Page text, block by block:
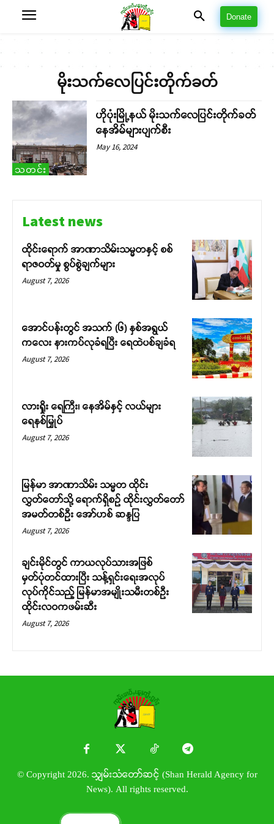
Donate
မိုးသက်လေပြင်းတိုက်ခတ်
သတင်း
ဟိုပုံးမြို့နယ် မိုးသက်လေပြင်းတိုက်ခတ်
နေအိမ်များပျက်စီး
May 16, 2024
Latest news
ထိုင်းရောက် အာဏာသိမ်းသမ္မတနှင့် စစ်
ရာဇဝတ်မှု စွပ်စွဲချက်များ
August 7, 2026
အောင်ပန်းတွင် အသက် (၆) နှစ်အရွယ်
ကလေး နားကပ်လုခံရပြီး ရေထဲပစ်ချခံရ
August 7, 2026
လားရှိုး ရေကြီး၊ နေအိမ်နှင့် လယ်များ
ရေနစ်မြှုပ်
August 7, 2026
မြန်မာ အာဏာသိမ်း သမ္မတ ထိုင်း
လွှတ်တော်သို့ ရောက်ရှိစဉ် ထိုင်းလွှတ်တော်
အမတ်တစ်ဦး အော်ဟစ် ဆန္ဒပြ
August 7, 2026
ချင်းမိုင်တွင် ကာယလုပ်သားအဖြစ်
မှတ်ပုံတင်ထားပြီး သန့်ရှင်းရေးအလုပ်
လုပ်ကိုင်သည့် မြန်မာအမျိုးသမီးတစ်ဦး
ထိုင်းလဝကဖမ်းဆီး
August 7, 2026
© Copyright 2026. သျှမ်းသံတော်ဆင့် (Shan Herald Agency for
News). All rights reserved.